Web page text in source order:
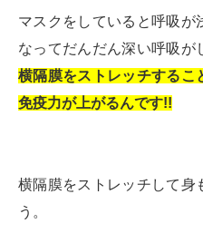
マスクをしていると呼吸が
なってだんだん深い呼吸が
横隔膜をストレッチするこ
免疫力が上がるんです!!
横隔膜をストレッチして身
う。